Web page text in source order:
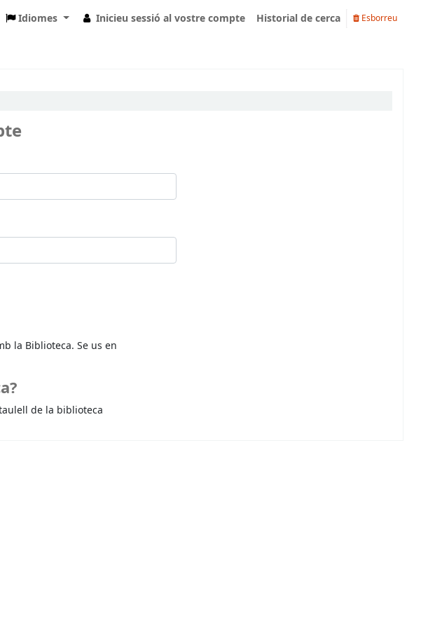
Idiomes Inicieu sessió al vostre compte Historial de cerca Esborreu
la Biblioteca. Se us en
de la biblioteca